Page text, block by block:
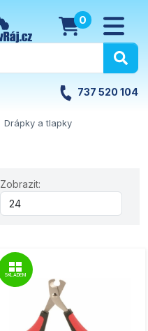
0
737 520 104
Drápky a tlapky
Zobrazit:
SKLADEM